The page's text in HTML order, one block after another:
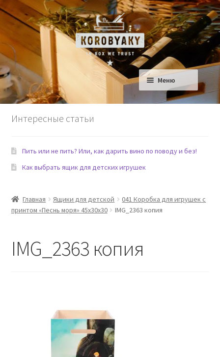
Перейти
навигации
Перейти
содержимому
Меню
Ящики для Дома
Сад
Домашние любимцы
Интересные статьи
Пить или не пить? Или, как дарить вино по поводу и без!
Как выбрать ящик для детских игрушек
Главная Ящики для детской
041 Коробка для игрушек с
принтом «Песнь моря» 45х30х30
IMG_2363 копия
IMG_2363 копия